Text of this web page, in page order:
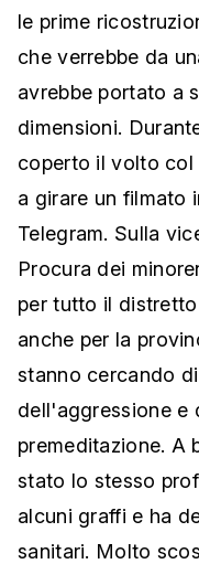
le prime
che verrebbe da
avrebbe portato a
dimensioni.
coperto il volto col
a girare un filmato
Telegram. Sulla
Procura dei
per tutto il
anche per la
stanno cercando
dell'aggressione e
premeditazione. A
stato lo stesso
alcuni graffi e ha
sanitari. Molto